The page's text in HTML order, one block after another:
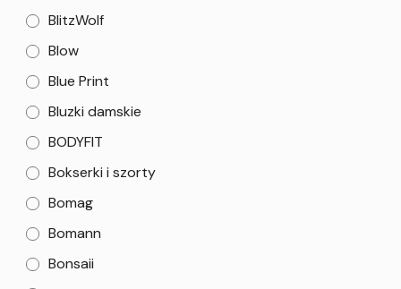
BlitzWolf
Blow
Blue Print
Bluzki damskie
BODYFIT
Bokserki i szorty
Bomag
Bomann
Bonsaii